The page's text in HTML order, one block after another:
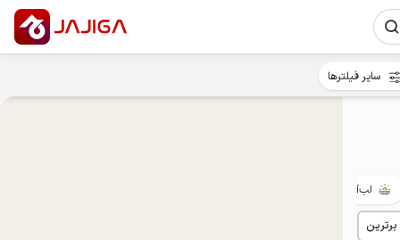
لب‌آب
برترین
سایر فیلترها